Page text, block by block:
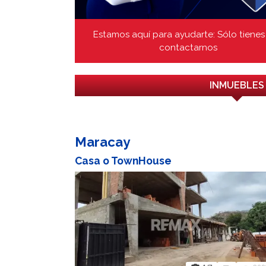
Estamos aquí para ayudarte: Sólo
contactarnos
INMUEBLES
Maracay
Casa o TownHouse